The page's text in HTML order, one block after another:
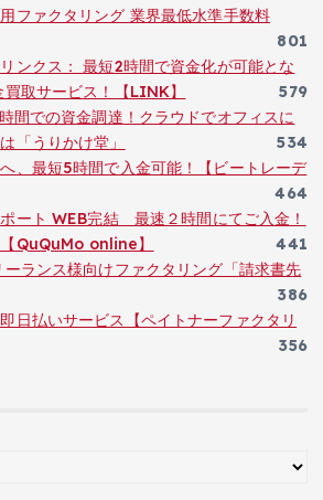
ファクタリング 業界最低水準手数料
801
ンクス： 最短2時間で資金化が可能とな
取サービス！【LINK】
579
間での資金調達！クラウドでオフィスに
「うりかけ堂」
534
、最短5時間で入金可能！【ビートレーデ
464
ート WEB完結 最速２時間にてご入金！
QuQuMo online】
441
ランス様向けファクタリング「請求書先
386
日払いサービス【ペイトナーファクタリ
356